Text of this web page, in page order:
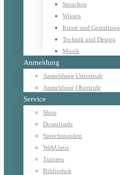
Sprachen
Wissen
Kunst und Gestaltung
Technik und Design
Musik
Anmeldung
Anmeldung Unterstufe
Anmeldung Oberstufe
Service
Shop
Downloads
Sprechstunden
WebUntis
Tutoren
Bibliothek